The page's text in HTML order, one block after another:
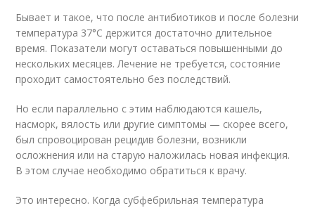
Бывает и такое, что после антибиотиков и после болезни
температура 37°С держится достаточно длительное
время. Показатели могут оставаться повышенными до
нескольких месяцев. Лечение не требуется, состояние
проходит самостоятельно без последствий.
Но если параллельно с этим наблюдаются кашель,
насморк, вялость или другие симптомы — скорее всего,
был спровоцирован рецидив болезни, возникли
осложнения или на старую наложилась новая инфекция.
В этом случае необходимо обратиться к врачу.
Это интересно. Когда субфебрильная температура